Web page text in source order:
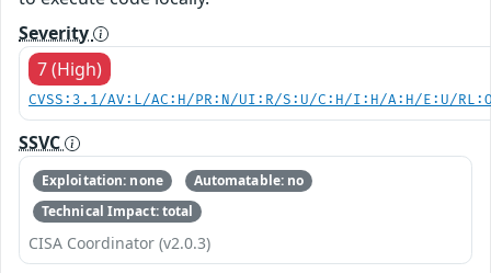
Severity
7 (High)
CVSS:3.1/AV:L/AC:H/PR:N/UI:R/S:U/C:H/I:H/A:H/E:U/
SSVC
Exploitation: none
Automatable: no
Technical Impact: total
CISA Coordinator (v2.0.3)